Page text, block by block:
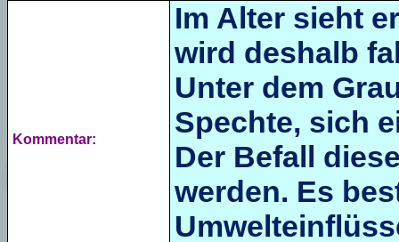
Kommentar:
Im Alter sieht
wird deshalb
Unter dem
Spechte, sich
Der Befall
werden. Es